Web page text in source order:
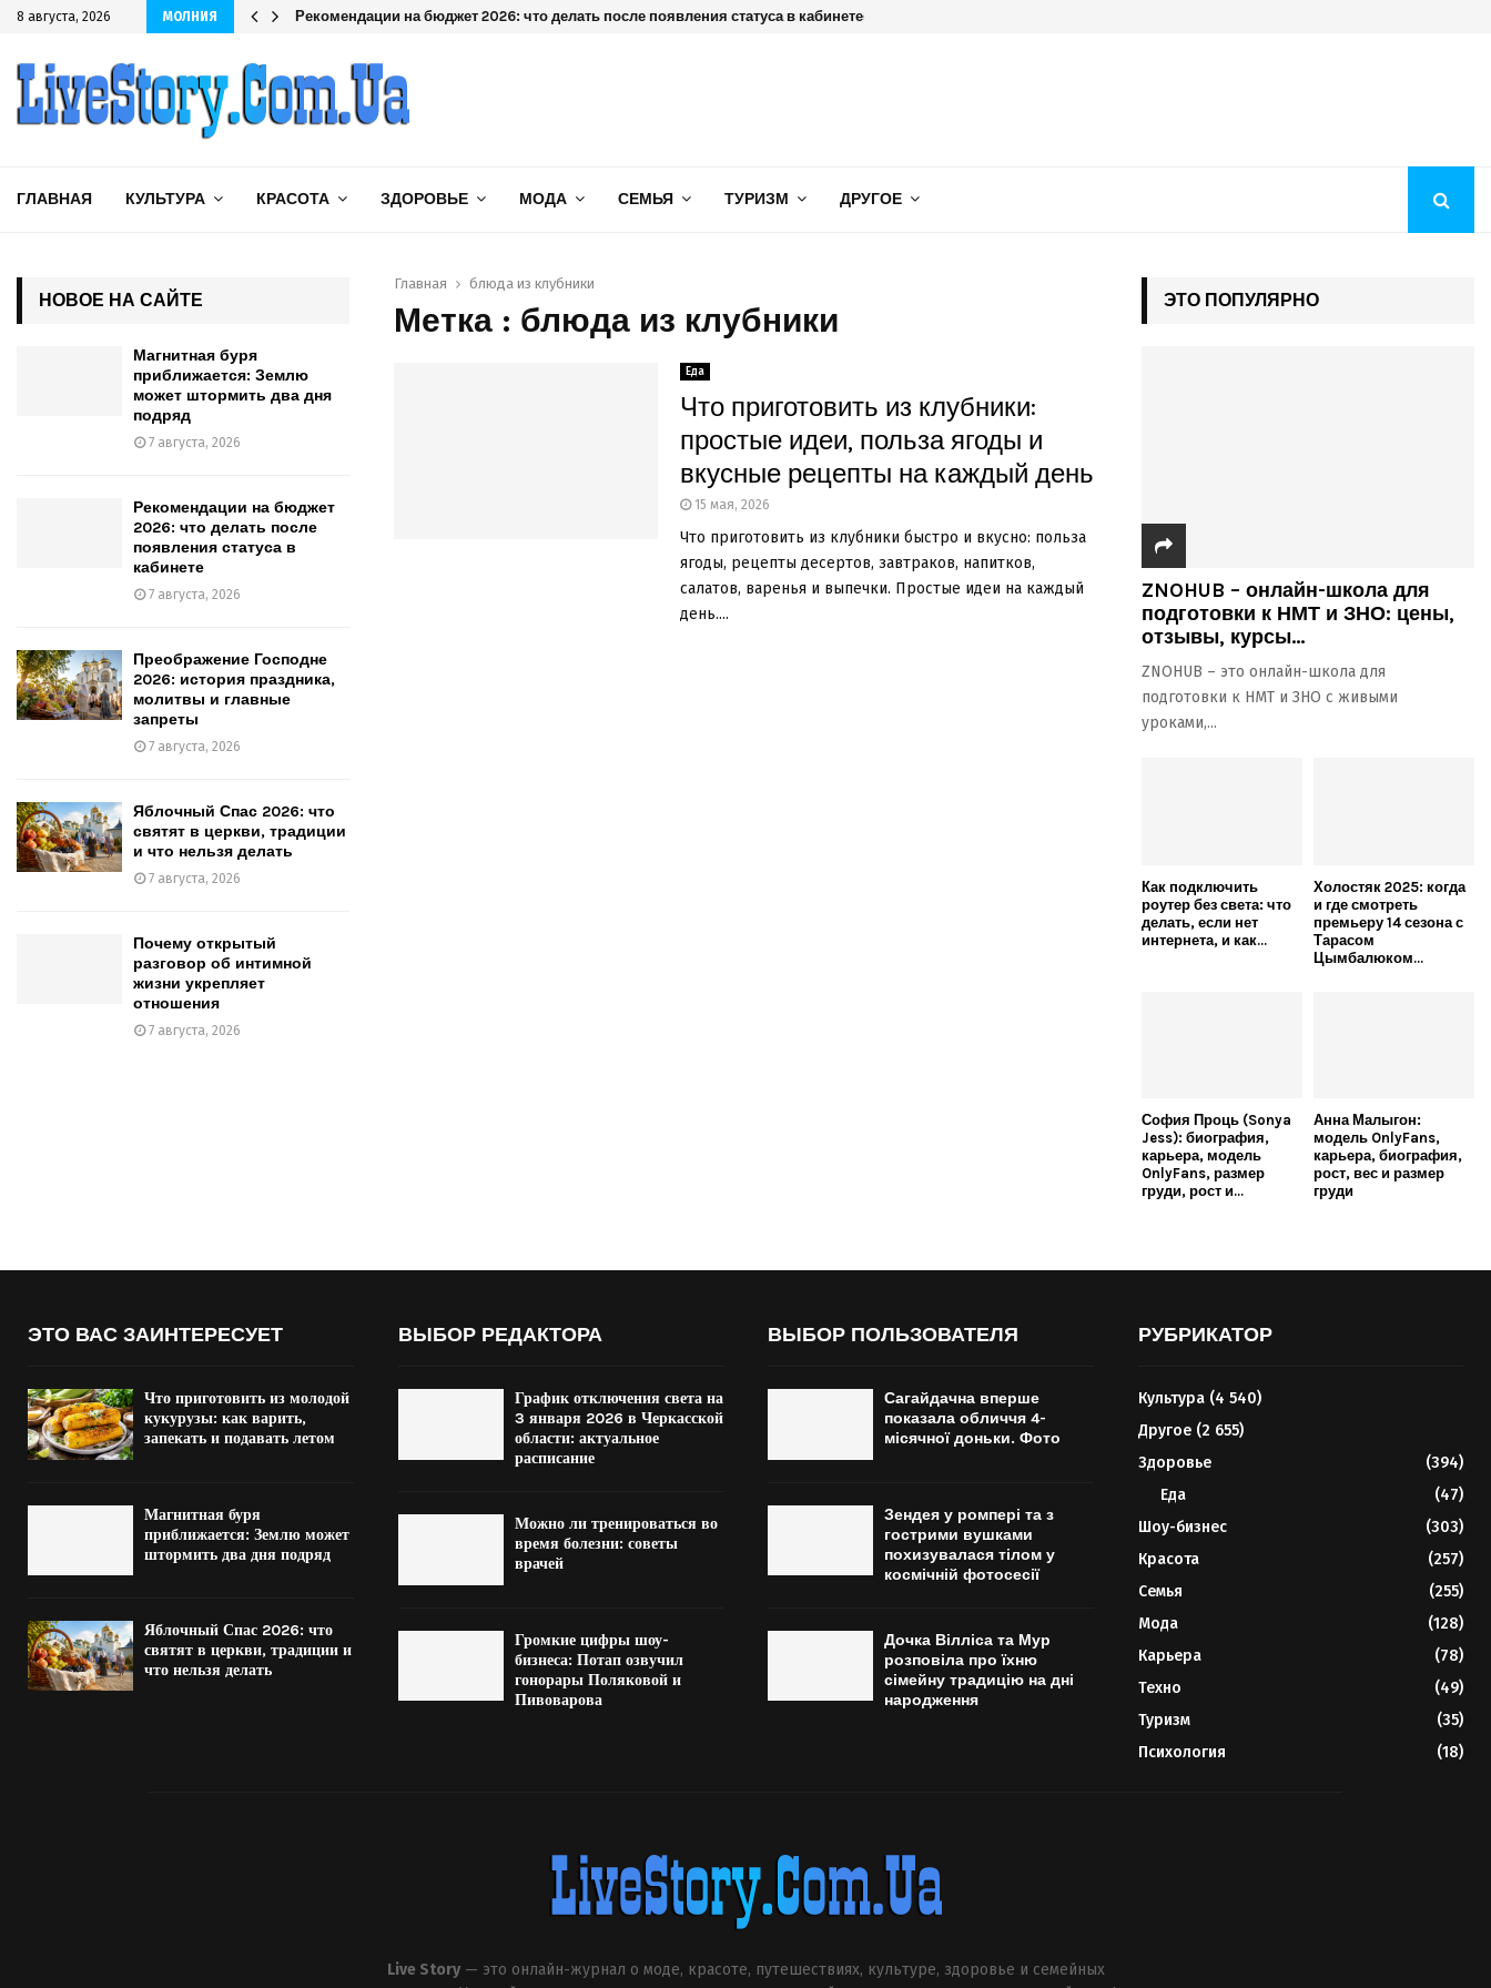
8 августа, 2026 МОЛНИЯ Рекомендации на бюджет 2026: что делать после появления статуса в кабинете
ГЛАВНАЯ КУЛЬТУРА КРАСОТА ЗДОРОВЬЕ МОДА СЕМЬЯ ТУРИЗМ ДРУГОЕ
Главная блюда из клубники
Метка : блюда из клубники
Еда
Что приготовить из клубники:
простые идеи, польза ягоды и
вкусные рецепты на каждый день
15 мая, 2026
Что приготовить из клубники быстро и вкусно: польза
ягоды, рецепты десертов, завтраков, напитков,
салатов, варенья и выпечки. Простые идеи на каждый
день....
НОВОЕ НА САЙТЕ
Магнитная буря
приближается: Землю
может штормить два дня
подряд
7 августа, 2026
Рекомендации на бюджет
2026: что делать после
появления статуса в
кабинете
7 августа, 2026
Преображение Господне
2026: история праздника,
молитвы и главные
запреты
7 августа, 2026
Яблочный Спас 2026: что
святят в церкви, традиции
и что нельзя делать
7 августа, 2026
Почему открытый
разговор об интимной
жизни укрепляет
отношения
7 августа, 2026
ЭТО ПОПУЛЯРНО
ZNOHUB – онлайн-школа для
подготовки к НМТ и ЗНО: цены,
отзывы, курсы...
ZNOHUB – это онлайн-школа для
подготовки к НМТ и ЗНО с живыми
уроками,...
Как подключить
роутер без света: что
делать, если нет
интернета, и как...
Холостяк 2025: когда
и где смотреть
премьеру 14 сезона с
Тарасом
Цымбалюком...
София Проць (Sonya
Jess): биография,
карьера, модель
OnlyFans, размер
груди, рост и...
Анна Малыгон:
модель OnlyFans,
карьера, биография,
рост, вес и размер
груди
ЭТО ВАС ЗАИНТЕРЕСУЕТ
Что приготовить из молодой
кукурузы: как варить,
запекать и подавать летом
Магнитная буря
приближается: Землю может
штормить два дня подряд
Яблочный Спас 2026: что
святят в церкви, традиции и
что нельзя делать
ВЫБОР РЕДАКТОРА
График отключения света на
3 января 2026 в Черкасской
области: актуальное
расписание
Можно ли тренироваться во
время болезни: советы
врачей
Громкие цифры шоу-
бизнеса: Потап озвучил
гонорары Поляковой и
Пивоварова
ВЫБОР ПОЛЬЗОВАТЕЛЯ
Сагайдачна вперше
показала обличчя 4-
місячної доньки. Фото
Зендея у ромпері та з
гострими вушками
похизувалася тілом у
космічній фотосесії
Дочка Вілліса та Мур
розповіла про їхню
сімейну традицію на дні
народження
РУБРИКАТОР
Культура(4 540)
Другое(2 655)
Здоровье
(394)
Еда
(47)
Шоу-бизнес
(303)
Красота
(257)
Семья
(255)
Мода
(128)
Карьера
(78)
Техно
(49)
Туризм
(35)
Психология
(18)
Live Story— это онлайн-журнал о моде, красоте, путешествиях, культуре, здоровье и семейных